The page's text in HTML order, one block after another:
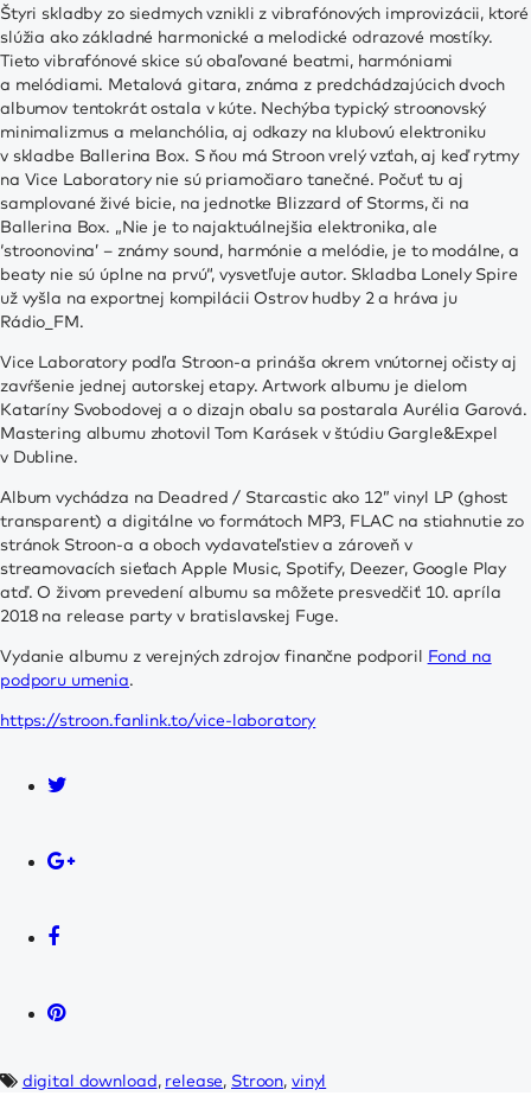
Štyri skladby zo siedmych vznikli z vibrafónových improvizácii, ktoré
slúžia ako základné harmonické a melodické odrazové mostíky.
Tieto vibrafónové skice sú obaľované beatmi, harmóniami
a melódiami. Metalová gitara, známa z predchádzajúcich dvoch
albumov tentokrát ostala v kúte. Nechýba typický stroonovský
minimalizmus a melanchólia, aj odkazy na klubovú elektroniku
v skladbe Ballerina Box. S ňou má Stroon vrelý vzťah, aj keď rytmy
na Vice Laboratory nie sú priamočiaro tanečné. Počuť tu aj
samplované živé bicie, na jednotke Blizzard of Storms, či na
Ballerina Box. „Nie je to najaktuálnejšia elektronika, ale
‘stroonovina’ – známy sound, harmónie a melódie, je to modálne, a
beaty nie sú úplne na prvú“, vysvetľuje autor. Skladba Lonely Spire
už vyšla na exportnej kompilácii Ostrov hudby 2 a hráva ju
Rádio_FM.
Vice Laboratory podľa Stroon-a prináša okrem vnútornej očisty aj
zavŕšenie jednej autorskej etapy. Artwork albumu je dielom
Kataríny Svobodovej a o dizajn obalu sa postarala Aurélia Garová.
Mastering albumu zhotovil Tom Karásek v štúdiu Gargle&Expel
v Dubline.
Album vychádza na Deadred / Starcastic ako 12” vinyl LP (ghost
transparent) a digitálne vo formátoch MP3, FLAC na stiahnutie zo
stránok Stroon-a a oboch vydavateľstiev a zároveň v
streamovacích sieťach Apple Music, Spotify, Deezer, Google Play
atď. O živom prevedení albumu sa môžete presvedčiť 10. apríla
2018 na release party v bratislavskej Fuge.
Vydanie albumu z verejných zdrojov finančne podporil Fond na
podporu umenia.
https://stroon.fanlink.to/vice-laboratory
digital download, release, Stroon, vinyl